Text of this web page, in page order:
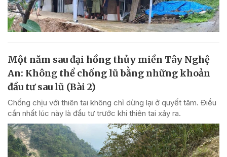
Một năm sau đại hồng thủy miền Tây Nghệ
An: Không thể chống lũ bằng những khoản
đầu tư sau lũ (Bài 2)
Chống chịu với thiên tai không chỉ dừng lại ở quyết tâm. Điều
cần nhất lúc này là đầu tư trước khi thiên tai xảy ra.